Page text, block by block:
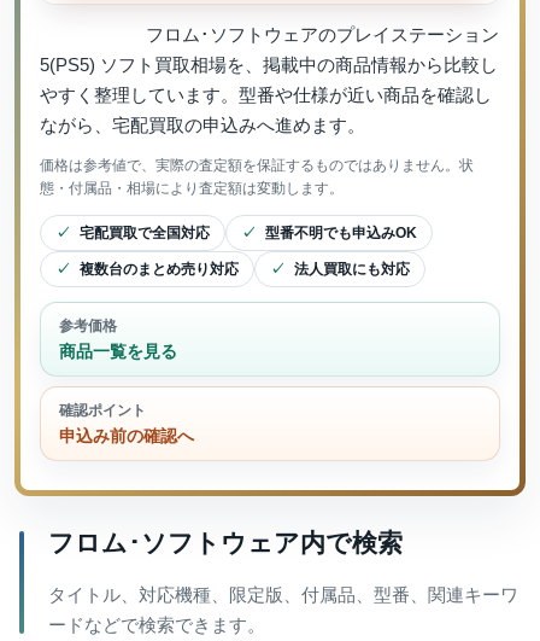
フロム･ソフトウェアのプレイステーション
5(PS5) ソフト買取相場を、掲載中の商品情報から比較し
やすく整理しています。型番や仕様が近い商品を確認し
ながら、宅配買取の申込みへ進めます。
価格は参考値で、実際の査定額を保証するものではありません。状
態・付属品・相場により査定額は変動します。
宅配買取で全国対応 型番不明でも申込みOK
複数台のまとめ売り対応 法人買取にも対応
参考価格
商品一覧を見る
確認ポイント
申込み前の確認へ
フロム･ソフトウェア内で検索
タイトル、対応機種、限定版、付属品、型番、関連キーワ
ードなどで検索できます。